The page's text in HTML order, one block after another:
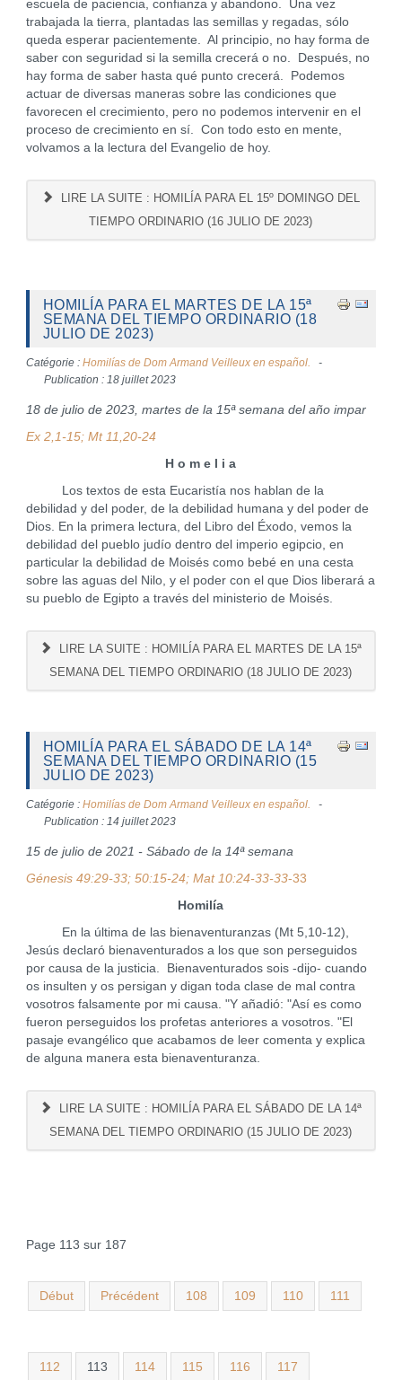
escuela de paciencia, confianza y abandono. Una vez
trabajada la tierra, plantadas las semillas y regadas, sólo
queda esperar pacientemente. Al principio, no hay forma de
saber con seguridad si la semilla crecerá o no. Después, no
hay forma de saber hasta qué punto crecerá. Podemos
actuar de diversas maneras sobre las condiciones que
favorecen el crecimiento, pero no podemos intervenir en el
proceso de crecimiento en sí. Con todo esto en mente,
volvamos a la lectura del Evangelio de hoy.
LIRE LA SUITE : HOMILÍA PARA EL 15º DOMINGO DEL
TIEMPO ORDINARIO (16 JULIO DE 2023)
HOMILÍA PARA EL MARTES DE LA 15ª
SEMANA DEL TIEMPO ORDINARIO (18
JULIO DE 2023)
Catégorie : Homilías de Dom Armand Veilleux en español.
Publication : 18 juillet 2023
18 de julio de 2023, martes de la 15ª semana del año impar
Ex 2,1-15; Mt 11,20-24
H o m e l i a
Los textos de esta Eucaristía nos hablan de la
debilidad y del poder, de la debilidad humana y del poder de
Dios. En la primera lectura, del Libro del Éxodo, vemos la
debilidad del pueblo judío dentro del imperio egipcio, en
particular la debilidad de Moisés como bebé en una cesta
sobre las aguas del Nilo, y el poder con el que Dios liberará a
su pueblo de Egipto a través del ministerio de Moisés.
LIRE LA SUITE : HOMILÍA PARA EL MARTES DE LA 15ª
SEMANA DEL TIEMPO ORDINARIO (18 JULIO DE 2023)
HOMILÍA PARA EL SÁBADO DE LA 14ª
SEMANA DEL TIEMPO ORDINARIO (15
JULIO DE 2023)
Catégorie : Homilías de Dom Armand Veilleux en español.
Publication : 14 juillet 2023
15 de julio de 2021 - Sábado de la 14ª semana
Génesis 49:29-33; 50:15-24; Mat 10:24-33-33-33
Homilía
En la última de las bienaventuranzas (Mt 5,10-12),
Jesús declaró bienaventurados a los que son perseguidos
por causa de la justicia. Bienaventurados sois -dijo- cuando
os insulten y os persigan y digan toda clase de mal contra
vosotros falsamente por mi causa. "Y añadió: "Así es como
fueron perseguidos los profetas anteriores a vosotros. "El
pasaje evangélico que acabamos de leer comenta y explica
de alguna manera esta bienaventuranza.
LIRE LA SUITE : HOMILÍA PARA EL SÁBADO DE LA 14ª
SEMANA DEL TIEMPO ORDINARIO (15 JULIO DE 2023)
Page 113 sur 187
Début Précédent 108 109 110 111
112 113 114 115 116 117